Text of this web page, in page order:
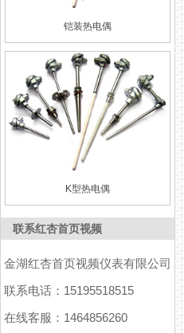
铠装热电偶
K型热电偶
联系红杏首页视频
金湖红杏首页视频仪表有限公司
联系电话：15195518515
在线客服：1464856260